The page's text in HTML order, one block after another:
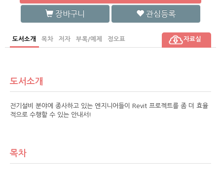
장바구니 관심등록
도서소개 목차 저자 부록/예제 정오표 자료실
도서소개
전기설비 분야에 종사하고 있는 엔지니어들이 Revit 프로젝트를 좀 더 효율
적으로 수행할 수 있는 안내서!
목차